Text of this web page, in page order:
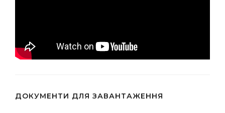
ДОКУМЕНТИ ДЛЯ ЗАВАНТАЖЕННЯ